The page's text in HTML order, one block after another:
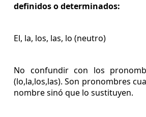
definidos o determinados:
El, la, los, las, lo (neutro)
No confundir con los
(lo,la,los,las). Son pronombres
nombre sinó que lo sustituyen.